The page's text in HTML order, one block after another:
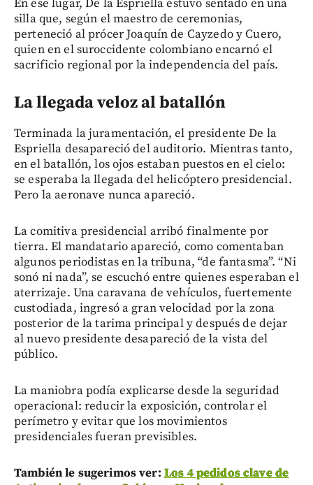
En ese lugar, De la Espriella estuvo sentado en una
silla que, según el maestro de ceremonias,
perteneció al prócer Joaquín de Cayzedo y Cuero,
quien en el suroccidente colombiano encarnó el
sacrificio regional por la independencia del país.
La llegada veloz al batallón
Terminada la juramentación, el presidente De la
Espriella desapareció del auditorio. Mientras tanto,
en el batallón, los ojos estaban puestos en el cielo:
se esperaba la llegada del helicóptero presidencial.
Pero la aeronave nunca apareció.
La comitiva presidencial arribó finalmente por
tierra. El mandatario apareció, como comentaban
algunos periodistas en la tribuna, “de fantasma”. “Ni
sonó ni nada”, se escuchó entre quienes esperaban el
aterrizaje. Una caravana de vehículos, fuertemente
custodiada, ingresó a gran velocidad por la zona
posterior de la tarima principal y después de dejar
al nuevo presidente desapareció de la vista del
público.
La maniobra podía explicarse desde la seguridad
operacional: reducir la exposición, controlar el
perímetro y evitar que los movimientos
presidenciales fueran previsibles.
También le sugerimos ver:Los 4 pedidos clave de